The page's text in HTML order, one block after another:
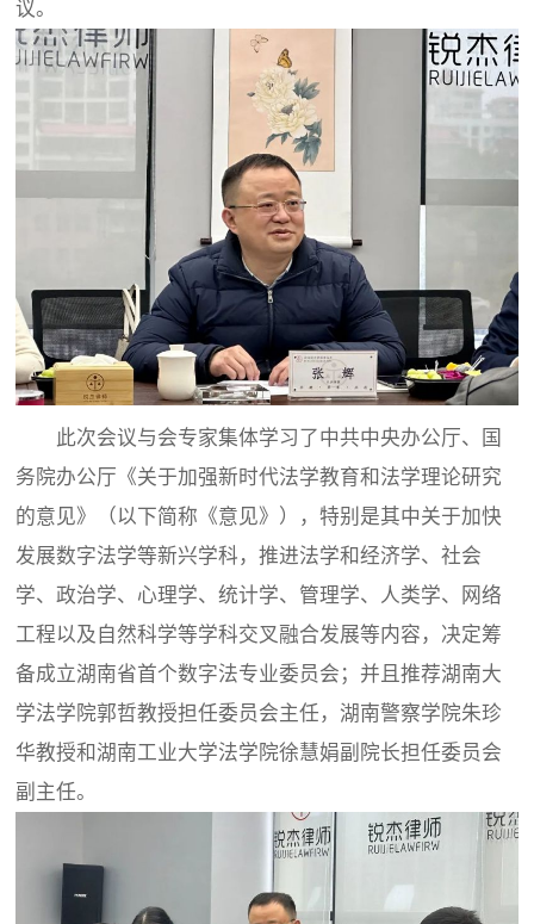
议。
此次会议与会专家集体学习了中共中央办公厅、国
务院办公厅《关于加强新时代法学教育和法学理论研究
的意见》（以下简称《意见》），特别是其中关于加快
发展数字法学等新兴学科，推进法学和经济学、社会
学、政治学、心理学、统计学、管理学、人类学、网络
工程以及自然科学等学科交叉融合发展等内容，决定筹
备成立湖南省首个数字法专业委员会；并且推荐湖南大
学法学院郭哲教授担任委员会主任，湖南警察学院朱珍
华教授和湖南工业大学法学院徐慧娟副院长担任委员会
副主任。